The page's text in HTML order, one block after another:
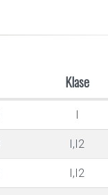
Klase
I
I,I2
I,I2